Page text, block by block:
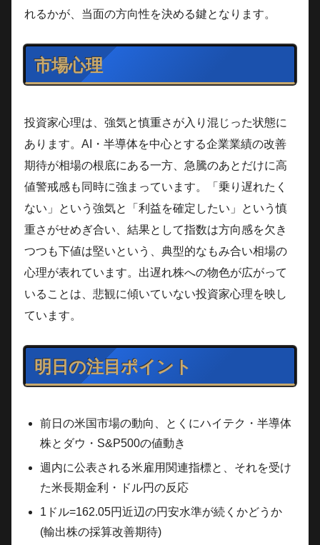
れるかが、当面の方向性を決める鍵となります。
市場心理
投資家心理は、強気と慎重さが入り混じった状態に
あります。AI・半導体を中心とする企業業績の改善
期待が相場の根底にある一方、急騰のあとだけに高
値警戒感も同時に強まっています。「乗り遅れたく
ない」という強気と「利益を確定したい」という慎
重さがせめぎ合い、結果として指数は方向感を欠き
つつも下値は堅いという、典型的なもみ合い相場の
心理が表れています。出遅れ株への物色が広がって
いることは、悲観に傾いていない投資家心理を映し
ています。
明日の注目ポイント
前日の米国市場の動向、とくにハイテク・半導体
株とダウ・S&P500の値動き
週内に公表される米雇用関連指標と、それを受け
た米長期金利・ドル円の反応
1ドル=162.05円近辺の円安水準が続くかどうか
(輸出株の採算改善期待)